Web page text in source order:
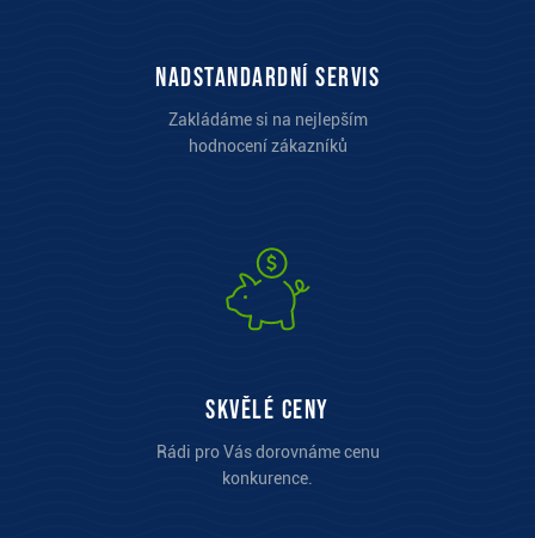
Nadstandardní servis
Zakládáme si na nejlepším
hodnocení zákazníků
Skvělé ceny
Rádi pro Vás dorovnáme cenu
konkurence.